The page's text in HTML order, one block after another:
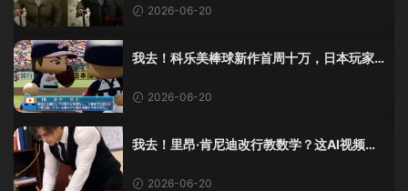
2026-06-20
我去！科乐美棒球新作首周十万，日本玩家
2026-06-20
我去！里昂·肯尼迪改行教数学？这AI视频全
2026-06-20